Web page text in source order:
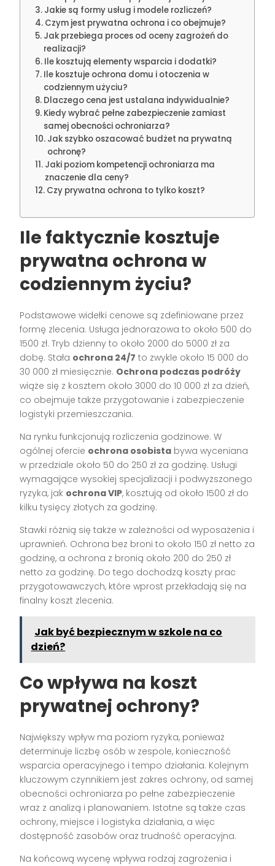
Jakie są formy usług i modele rozliczeń?
Czym jest prywatna ochrona i co obejmuje?
Jak przebiega proces od oceny zagrożeń do
realizacji?
Ile kosztują elementy wsparcia i dodatki?
Ile kosztuje ochrona domu i otoczenia w
codziennym użyciu?
Dlaczego cena jest ustalana indywidualnie?
Kiedy wybrać pełne zabezpieczenie zamiast
samej obecności ochroniarza?
Jak szybko oszacować budżet na prywatną
ochronę?
Jaki poziom kompetencji ochroniarza ma
znaczenie dla ceny?
Czy prywatna ochrona to tylko koszt?
Ile faktycznie kosztuje
prywatna ochrona w
codziennym życiu?
Podstawowe widełki cenowe są zdefiniowane przez
formę zlecenia. Usługa jednorazowa to około 500 do
1500 zł. Tryb dzienny to około 2000 do 5000 zł za
dobę. Stała ochrona 24/7 to zwykle około 15 000 do
30 000 zł miesięcznie. Ochrona podczas podróży
wiąże się z kosztem około 3000 do 10 000 zł za dzień,
co obejmuje także przygotowanie i zabezpieczenie
logistyki przemieszczania.
Na rynku funkcjonują rozliczenia godzinowe. W
ogólnej ofercie ochrona osobista bywa wyceniana
w przedziale około 50 do 250 zł za godzinę. Usługi
wymagające wysokiej specjalizacji i podwyższonego
ryzyka, jak ochrona VIP, kosztują od około 1500 zł do
kilku tysięcy złotych za godzinę.
Stawki różnią się także w zależności od wyposażenia i
uprawnień. Ochrona bez broni to około 150 zł netto za
godzinę, a ochrona z bronią około 200 do 250 zł
netto za godzinę. Do tego dochodzą koszty prac
przygotowawczych, które wprost przekładają się na
finalny koszt zlecenia.
Jak być bezpiecznym w szkole na co
dzień?
Co wpływa na koszt
prywatnej ochrony?
Największy wpływ ma poziom ryzyka, ponieważ
determinuje liczbę osób w zespole, konieczność
wsparcia operacyjnego i tempo działania. Kolejnym
kluczowym czynnikiem jest zakres ochrony, od samej
obecności ochroniarza po pełne zabezpieczenie
wraz z analizą i planowaniem. Istotne są także czas
ochrony, miejsce i logistyka działania, a więc
dostępność zasobów oraz trudność operacyjna.
Na końcową wycenę wpływa rodzaj zagrożenia i